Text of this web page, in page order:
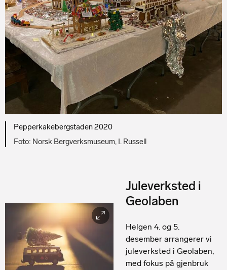
Pepperkakebergstaden 2020
Norsk Bergverksmuseum, I. Russell
Juleverksted i
Geolaben
Helgen 4. og 5.
desember arrangerer vi
juleverksted i Geolaben,
med fokus på gjenbruk